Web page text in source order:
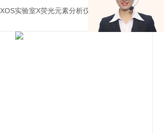
XOS实验室X荧光元素分析仪 单波长X荧光硅含量